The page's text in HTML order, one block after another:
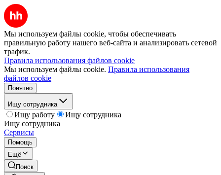
Мы используем файлы cookie, чтобы обеспечивать
правильную работу нашего веб-сайта и анализировать сетевой
трафик.
Правила использования файлов cookie
Мы используем файлы cookie. Правила использования
файлов cookie
Понятно
Ищу сотрудника
Ищу работу
Ищу сотрудника
Ищу сотрудника
Сервисы
Помощь
Ещё
Поиск